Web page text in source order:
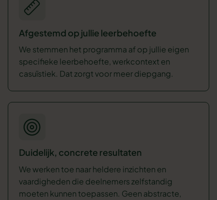
Afgestemd op jullie leerbehoefte
We stemmen het programma af op jullie eigen
specifieke leerbehoefte, werkcontext en
casuïstiek. Dat zorgt voor meer diepgang.
Duidelijk, concrete resultaten
We werken toe naar heldere inzichten en
vaardigheden die deelnemers zelfstandig
moeten kunnen toepassen. Geen abstracte,